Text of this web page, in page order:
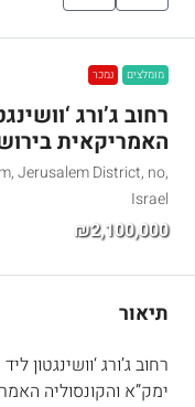
מומלצים נמכר
רחוב ג’ורג
האמריקאית
Jerusalem District, no,
Israel
₪2,100,000
תיאור
רחוב ג’ורג ‘וושינגטון ליד
ימק”א והקונסוליה